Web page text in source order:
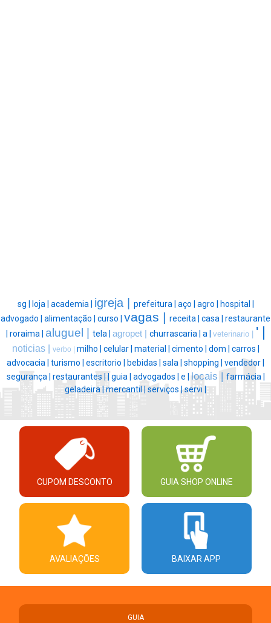
sg | loja | academia | igreja | prefeitura | aço | agro | hospital |
advogado | alimentação | curso | vagas | receita | casa | restaurante
| roraima | aluguel | tela | agropet | churrascaria | a | veterinario | ' |
noticias | verbo | milho | celular | material | cimento | dom | carros |
advocacia | turismo | escritorio | bebidas | sala | shopping | vendedor |
segurança | restaurantes | | guia | advogados | e | locais | farmácia |
geladeira | mercantil | serviços |servi |
CUPOM DESCONTO GUIA SHOP ONLINE
AVALIAÇÕES BAIXAR APP
GUIA